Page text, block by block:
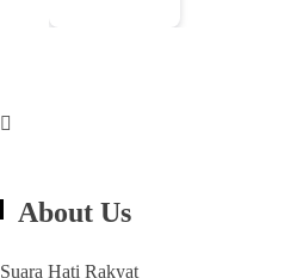
About Us
Suara Hati Rakyat